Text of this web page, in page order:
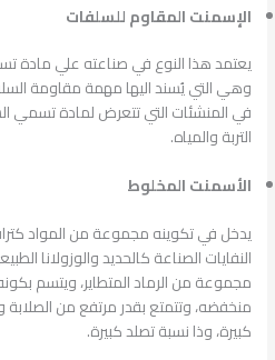
الإسمنت المقاوم للسلفات
يعتمد هذا النوع في صناعته علي مادة
وهي التي يُسند اليها مهمة مقاومة
في المنشئات التي تتعرض لمادة تسمي
التربة والمياه.
الأسمنت المخلوط
يدخل في تكوينه مجموعة من المواد
النفايات الصناعة كالحديد والوزولانا
مجموعة من الرماد المتطاير، ويتسم
منخفضه، وتتمتع بقدر مرتفع من الصلابة
كبيرة، وذا نسبة تصلد كبيرة.